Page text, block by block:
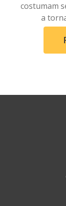
costumam
a